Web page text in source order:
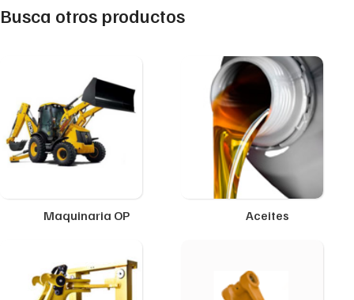
Busca otros productos
Maquinaria OP Aceites